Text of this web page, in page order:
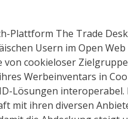
Plattform The Trade
Usern im Open
cookieloser
Werbeinventars in
Lösungen
mit ihren diversen